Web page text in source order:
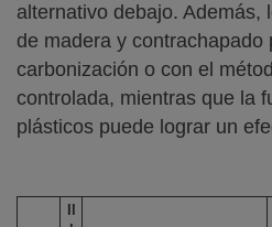
alternativo debajo. Además,
de madera y contrachapado
carbonización o con el
controlada, mientras que la
plásticos puede lograr un